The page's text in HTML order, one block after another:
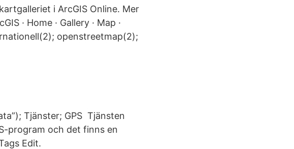
i ArcGIS Online. Mer
· Home · Gallery · Map ·
openstreetmap(2);
Tjänster; GPS Tjänsten
program och det finns en
Edit.